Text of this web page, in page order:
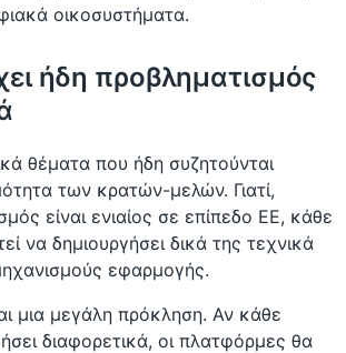
οικοσυστήματα.
ήδη προβληματισμός
θέματα που ήδη συζητούνται
των κρατών-μελών. Γιατί,
είναι ενιαίος σε επίπεδο ΕΕ, κάθε
να δημιουργήσει δικά της τεχνικά
εφαρμογής.
μια μεγάλη πρόκληση. Αν κάθε
διαφορετικά, οι πλατφόρμες θα